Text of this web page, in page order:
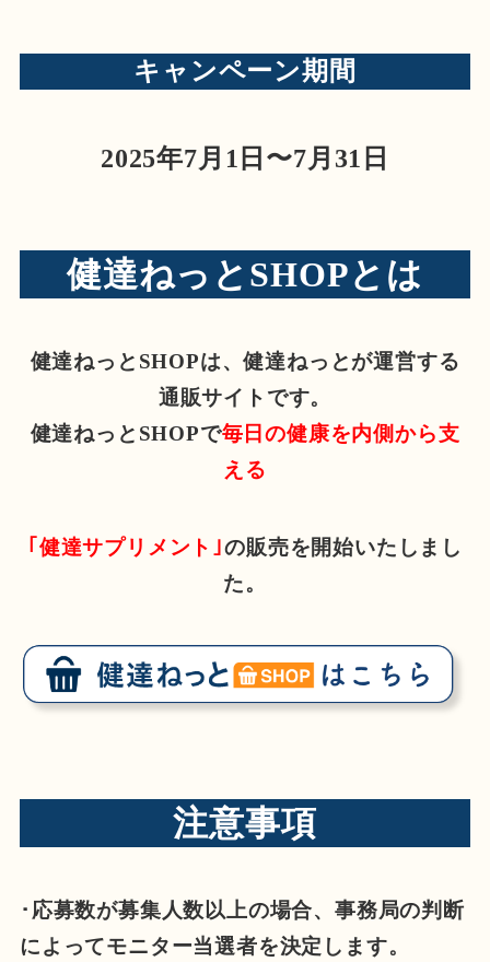
キャンペーン期間
2025年7月1日〜7月31日
健達ねっとSHOPとは
健達ねっとSHOPは、健達ねっとが運営する
通販サイトです。
健達ねっとSHOPで毎日の健康を内側から支
える
｢健達サプリメント｣の販売を開始いたしまし
た。
注意事項
･応募数が募集人数以上の場合、事務局の判断
によってモニター当選者を決定します。